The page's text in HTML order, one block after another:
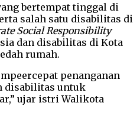
bertempat tinggal di
salah satu disabilitas di
Social Responsibility
dan disabilitas di Kota
rumah.
penanganan
disabilitas untuk
ujar istri Walikota